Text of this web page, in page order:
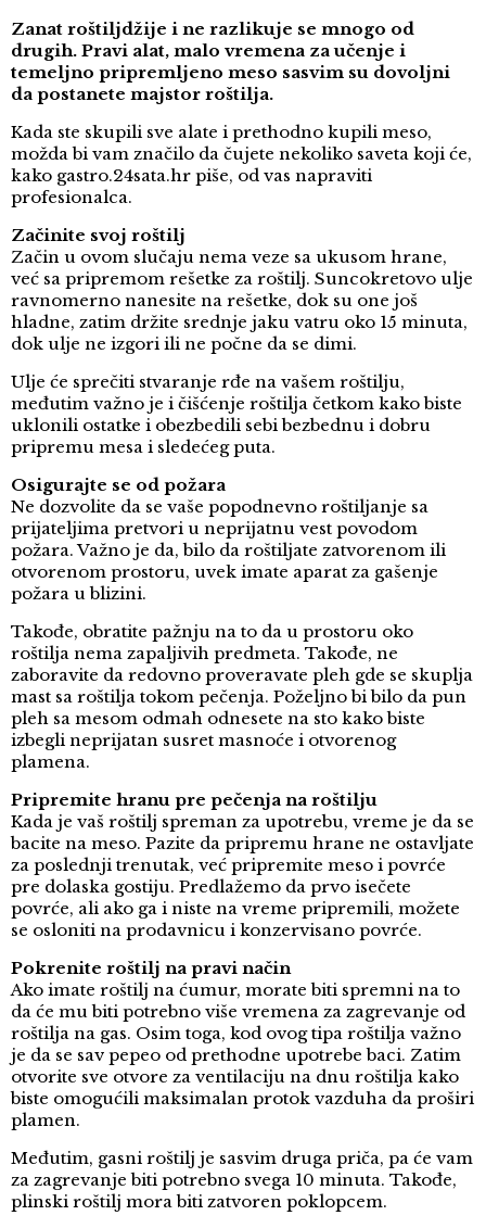
Zanat roštiljdžije i ne razlikuje se mnogo od
drugih. Pravi alat, malo vremena za učenje i
temeljno pripremljeno meso sasvim su dovoljni
da postanete majstor roštilja.
Kada ste skupili sve alate i prethodno kupili meso,
možda bi vam značilo da čujete nekoliko saveta koji će,
kako gastro.24sata.hr piše, od vas napraviti
profesionalca.
Začinite svoj roštilj
Začin u ovom slučaju nema veze sa ukusom hrane,
već sa pripremom rešetke za roštilj. Suncokretovo ulje
ravnomerno nanesite na rešetke, dok su one još
hladne, zatim držite srednje jaku vatru oko 15 minuta,
dok ulje ne izgori ili ne počne da se dimi.
Ulje će sprečiti stvaranje rđe na vašem roštilju,
međutim važno je i čišćenje roštilja četkom kako biste
uklonili ostatke i obezbedili sebi bezbednu i dobru
pripremu mesa i sledećeg puta.
Osigurajte se od požara
Ne dozvolite da se vaše popodnevno roštiljanje sa
prijateljima pretvori u neprijatnu vest povodom
požara. Važno je da, bilo da roštiljate zatvorenom ili
otvorenom prostoru, uvek imate aparat za gašenje
požara u blizini.
Takođe, obratite pažnju na to da u prostoru oko
roštilja nema zapaljivih predmeta. Takođe, ne
zaboravite da redovno proveravate pleh gde se skuplja
mast sa roštilja tokom pečenja. Poželjno bi bilo da pun
pleh sa mesom odmah odnesete na sto kako biste
izbegli neprijatan susret masnoće i otvorenog
plamena.
Pripremite hranu pre pečenja na roštilju
Kada je vaš roštilj spreman za upotrebu, vreme je da se
bacite na meso. Pazite da pripremu hrane ne ostavljate
za poslednji trenutak, već pripremite meso i povrće
pre dolaska gostiju. Predlažemo da prvo isečete
povrće, ali ako ga i niste na vreme pripremili, možete
se osloniti na prodavnicu i konzervisano povrće.
Pokrenite roštilj na pravi način
Ako imate roštilj na ćumur, morate biti spremni na to
da će mu biti potrebno više vremena za zagrevanje od
roštilja na gas. Osim toga, kod ovog tipa roštilja važno
je da se sav pepeo od prethodne upotrebe baci. Zatim
otvorite sve otvore za ventilaciju na dnu roštilja kako
biste omogućili maksimalan protok vazduha da proširi
plamen.
Međutim, gasni roštilj je sasvim druga priča, pa će vam
za zagrevanje biti potrebno svega 10 minuta. Takođe,
plinski roštilj mora biti zatvoren poklopcem.